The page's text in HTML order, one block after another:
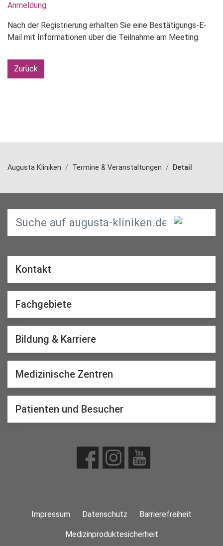
Anmeldung
Nach der Registrierung erhalten Sie eine Bestätigungs-E-
Mail mit Informationen über die Teilnahme am Meeting.
Zurück
Augusta Kliniken Termine & Veranstaltungen Detail
Kontakt
Fachgebiete
Bildung & Karriere
Medizinische Zentren
Patienten und Besucher
Impressum Datenschutz Barrierefreiheit
Medizinproduktesicherheit